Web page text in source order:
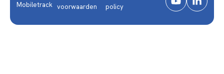
Mobiletrack voorwaarden
policy